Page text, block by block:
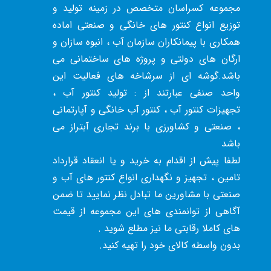
مجموعه کسراسان متخصص در زمینه تولید و
توزیع انواع کنتور های خانگی و صنعتی اماده
همکاری با پیمانکاران سازمان آب ، انبوه سازان و
ارگان های دولتی و پروژه های ساختمانی می
باشد.گوشه ای از سرشاخه های فعالیت این
واحد صنفی عبارتند از : تولید کنتور آب ،
تجهیزات کنتور آب ، کنتور آب خانگی و آپارتمانی
، صنعتی و کشاورزی با برند تجاری آبتراز می
باشد
لطفا پیش از اقدام به خرید و یا انعقاد قرارداد
تامین ، تجهیز و نگهداری انواع کنتور های آب و
صنعتی با مشاورین ما تبادل نظر نمایید تا ضمن
آگاهی از توانمندی های این مجموعه از قیمت
های کاملا رقابتی ما نیز مطلع شوید .
بدون واسطه کالای خود را تهیه کنید.